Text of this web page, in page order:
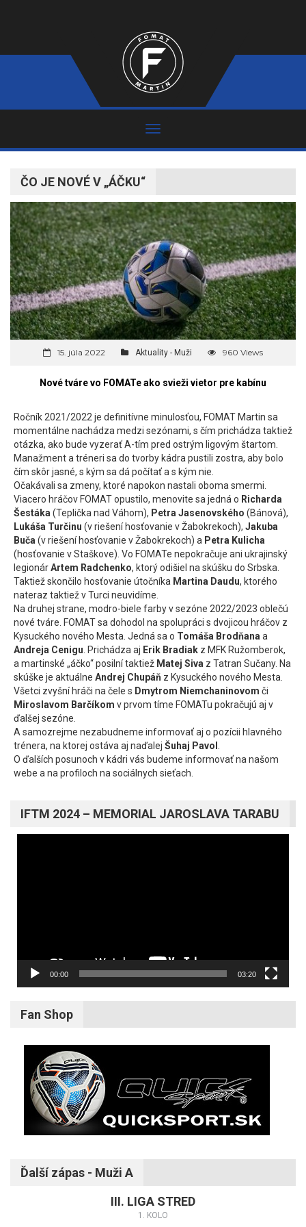
ČO JE NOVÉ V „ÁČKU“
15. júla 2022 Aktuality - Muži 960 Views
Nové tváre vo FOMATe ako svieži vietor pre kabínu
Ročník 2021/2022 je definitívne minulosťou, FOMAT Martin sa
momentálne nachádza medzi sezónami, s čím prichádza taktiež
otázka, ako bude vyzerať A-tím pred ostrým ligovým štartom.
Manažment a tréneri sa do tvorby kádra pustili zostra, aby bolo
čím skôr jasné, s kým sa dá počítať a s kým nie.
Očakávali sa zmeny, ktoré napokon nastali oboma smermi.
Viacero hráčov FOMAT opustilo, menovite sa jedná o Richarda
Šestáka (Teplička nad Váhom), Petra Jasenovského (Bánová),
Lukáša Turčinu (v riešení hosťovanie v Žabokrekoch), Jakuba
Buča (v riešení hosťovanie v Žabokrekoch) a Petra Kulicha
(hosťovanie v Staškove). Vo FOMATe nepokračuje ani ukrajinský
legionárArtem Radchenko, ktorý odišiel na skúšku do Srbska.
Taktiež skončilo hosťovanie útočníka Martina Daudu, ktorého
nateraz taktiež v Turci neuvidíme.
Na druhej strane, modro-biele farby v sezóne 2022/2023 oblečú
nové tváre. FOMAT sa dohodol na spolupráci s dvojicou hráčov z
Kysuckého nového Mesta. Jedná sa o Tomáša Brodňana a
Andreja Cenigu . Prichádza aj Erik Bradiak z MFK Ružomberok,
a martinské „áčko“ posilní taktiež Matej Siva z Tatran Sučany. Na
skúške je aktuálne Andrej Chupáň z Kysuckého nového Mesta.
Všetci zvyšní hráči na čele s Dmytrom Niemchaninovom či
Miroslavom Barčíkom v prvom tíme FOMATu pokračujú aj v
ďalšej sezóne.
A samozrejme nezabudneme informovať aj o pozícii hlavného
trénera, na ktorej ostáva aj naďalej Šuhaj Pavol
O ďalších posunoch v kádri vás budeme informovať na našom
webe a na profiloch na sociálnych sieťach.
IFTM 2024 – MEMORIAL JAROSLAVA TARABU
00:00 03:20
Fan Shop
Ďalší zápas - Muži A
III. LIGA STRED
1. KOLO